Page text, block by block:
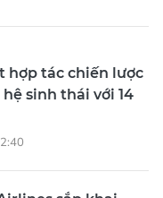
hợp tác chiến lược
sinh thái với 14